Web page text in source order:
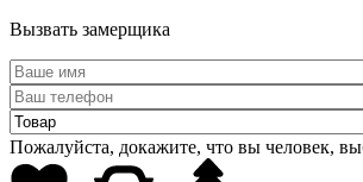
Вызвать замерщика
Пожалуйста, докажите, что вы человек,